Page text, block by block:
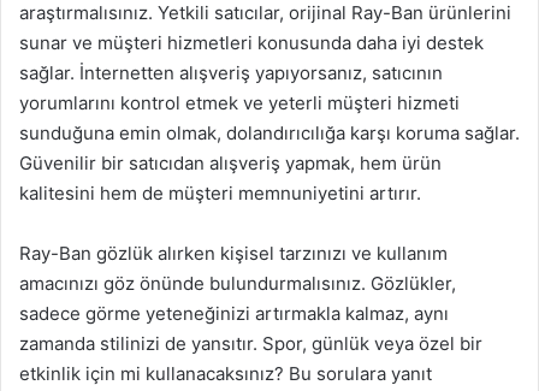
araştırmalısınız. Yetkili satıcılar, orijinal Ray-Ban ürünlerini
sunar ve müşteri hizmetleri konusunda daha iyi destek
sağlar. İnternetten alışveriş yapıyorsanız, satıcının
yorumlarını kontrol etmek ve yeterli müşteri hizmeti
sunduğuna emin olmak, dolandırıcılığa karşı koruma sağlar.
Güvenilir bir satıcıdan alışveriş yapmak, hem ürün
kalitesini hem de müşteri memnuniyetini artırır.
Ray-Ban gözlük alırken kişisel tarzınızı ve kullanım
amacınızı göz önünde bulundurmalısınız. Gözlükler,
sadece görme yeteneğinizi artırmakla kalmaz, aynı
zamanda stilinizi de yansıtır. Spor, günlük veya özel bir
etkinlik için mi kullanacaksınız? Bu sorulara yanıt